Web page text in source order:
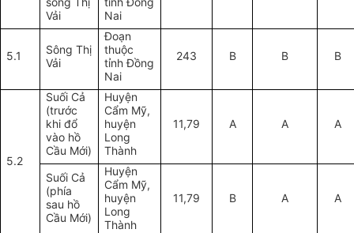
Vải
Nai
5.1
Sông Thị
Vải
Đoạn
thuộc
tỉnh Đồng
Nai
243 B B B
5.2
Suối Cả
(trước
khi đổ
vào hồ
Cầu Mới)
Huyện
Cẩm Mỹ,
huyện
Long
Thành
11,79 A A A
Suối Cả
(phía
sau hồ
Cầu Mới)
Huyện
Cẩm Mỹ,
huyện
Long
Thành
11,79 B A A